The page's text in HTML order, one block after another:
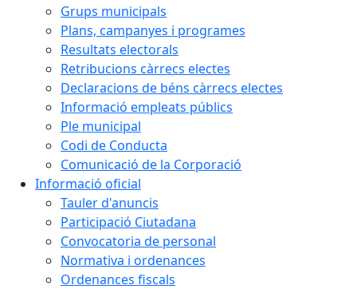
Grups municipals
Plans, campanyes i programes
Resultats electorals
Retribucions càrrecs electes
Declaracions de béns càrrecs electes
Informació empleats públics
Ple municipal
Codi de Conducta
Comunicació de la Corporació
Informació oficial
Tauler d'anuncis
Participació Ciutadana
Convocatoria de personal
Normativa i ordenances
Ordenances fiscals